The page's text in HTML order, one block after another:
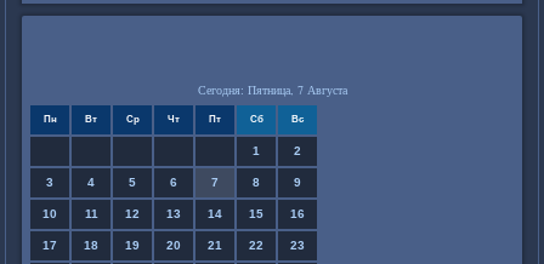
Сегодня: Пятница, 7 Августа
Пн Вт Ср Чт Пт Сб Вс
1 2
3 4 5 6 7 8 9
10 11 12 13 14 15 16
17 18 19 20 21 22 23